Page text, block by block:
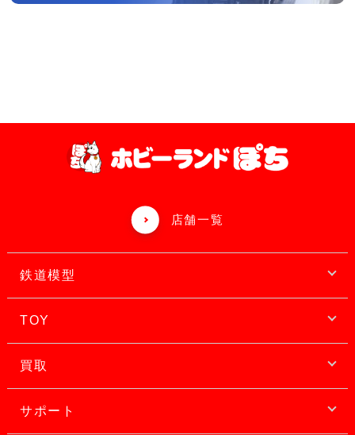
店舗一覧
鉄道模型
TOY
買取
サポート